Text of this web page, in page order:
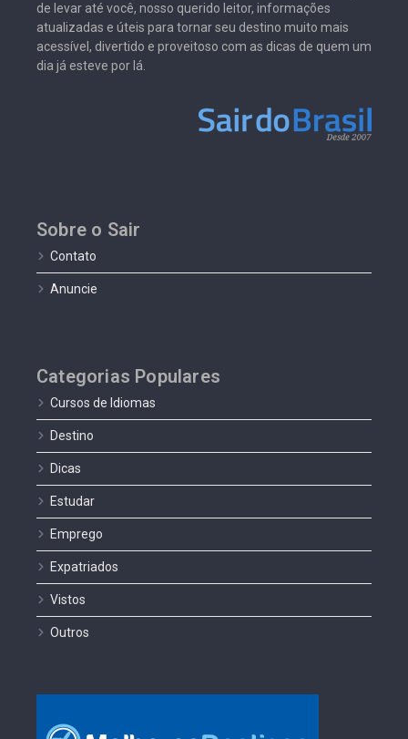
de levar até você, nosso querido leitor, informações
atualizadas e úteis para tornar seu destino muito mais
acessível, divertido e proveitoso com as dicas de quem um
dia já esteve por lá.
Sobre o Sair
Contato
Anuncie
Categorias Populares
Cursos de Idiomas
Destino
Dicas
Estudar
Emprego
Expatriados
Vistos
Outros